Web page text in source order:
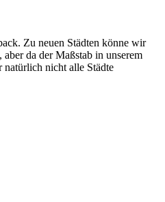
Zu neuen Städten könne wir
aber da der Maßstab in unserem
nicht alle Städte